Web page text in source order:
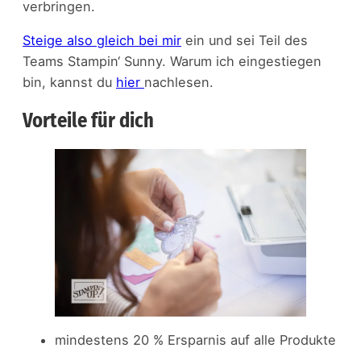
verbringen.
Steige also gleich bei mir ein und sei Teil des
Teams Stampin‘ Sunny. Warum ich eingestiegen
bin, kannst du hier nachlesen.
Vorteile für dich
mindestens 20 % Ersparnis auf alle Produkte